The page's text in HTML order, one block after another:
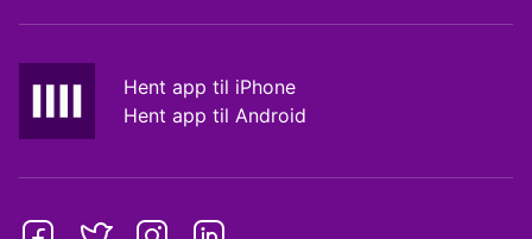
Hent app til iPhone
Hent app til Android